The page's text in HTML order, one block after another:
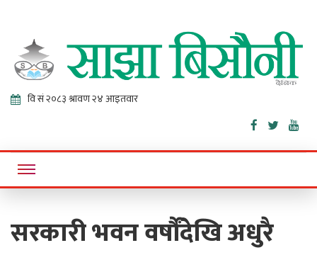
Sajha
Bisaunee
Online News Portal
सरकारी भवन वर्षौंदेखि अधुरै